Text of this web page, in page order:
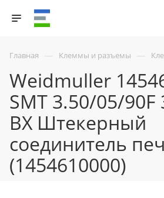
Главная — Клеммы и разъемы —
Weidmuller
SMT 3.50/05/90F
BX Штекерный
соединитель
(1454610000)